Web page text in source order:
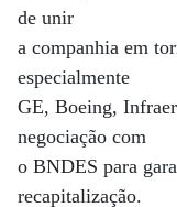
de unir
a companhia em
especialmente
GE, Boeing,
negociação com
o BNDES para
recapitalização.